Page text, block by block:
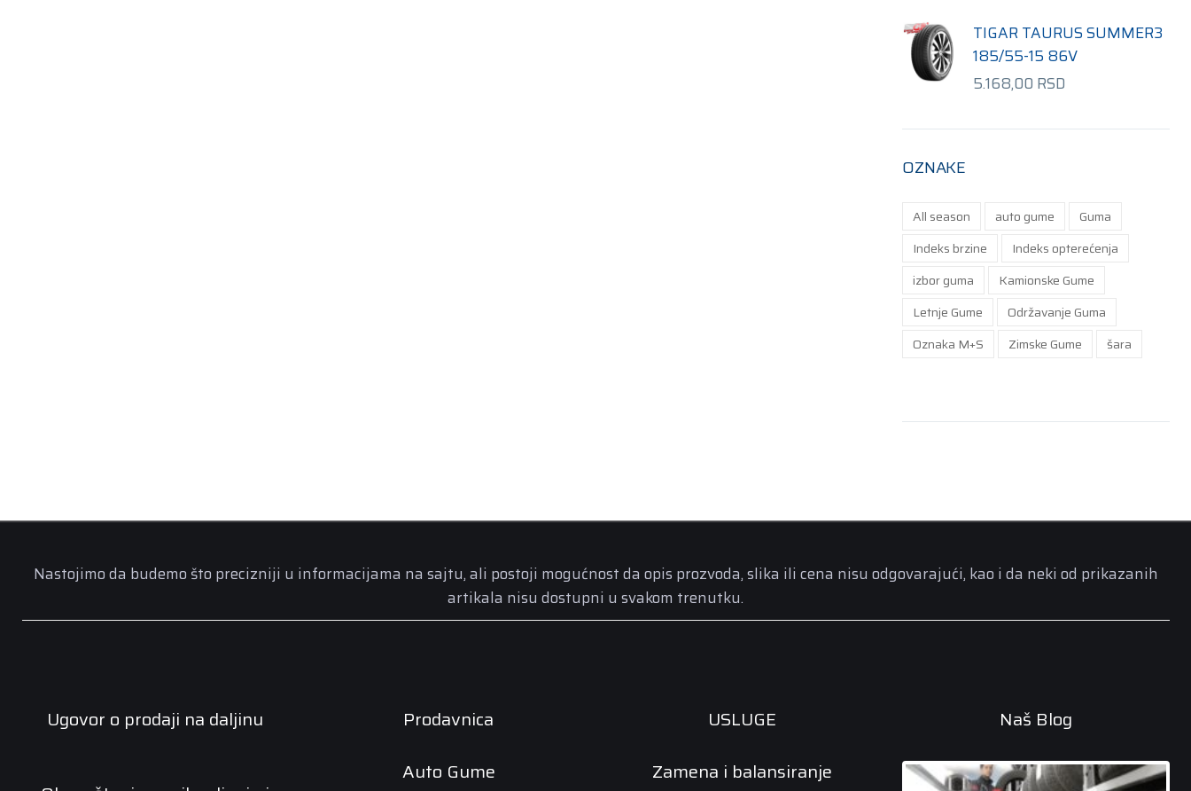
TIGAR TAURUS SUMMER3
185/55-15 86V
5.168,00 RSD
OZNAKE
All season auto gume
Guma
Indeks brzine
Indeks opterećenja
izbor guma
Kamionske Gume
Letnje Gume
Održavanje Guma
Oznaka M+S
Zimske Gume šara
Nastojimo da budemo što precizniji u informacijama na sajtu, ali postoji mogućnost da opis prozvoda, slika ili cena nisu odgovarajući, kao i da neki od prikazanih
artikala nisu dostupni u svakom trenutku.
Ugovor o prodaji na daljinu
Prodavnica
Auto Gume
USLUGE
Zamena i balansiranje
Naš Blog